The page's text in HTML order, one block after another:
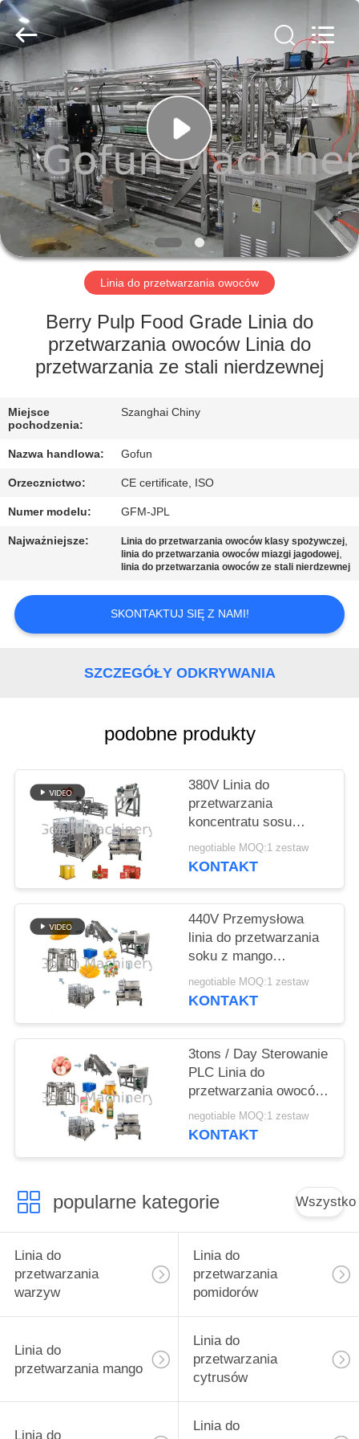
DOM
PRODUKTY
FILMY
POKAZ
VR
PO
FABRYCE
KONTROLA
JAKOŚCI
SKONTAKTUJ
SIĘ
POPROSIĆ
WYCENĘ
SITEMAP
POLITYKA
PRYWATNOŚCI
Shanghai
Gofun
Machinery
Co.,
Ltd..
All
Rights
Linia do przetwarzania owoców
Berry Pulp Food Grade Linia do
przetwarzania owoców Linia do
przetwarzania ze stali nierdzewnej
Miejsce
pochodzenia:
Szanghai Chiny
Nazwa handlowa: Gofun
Orzecznictwo: CE certificate, ISO
Numer modelu: GFM-JPL
Najważniejsze: Linia do przetwarzania owoców klasy spożywczej,
linia do przetwarzania owoców miazgi jagodowej,
linia do przetwarzania owoców ze stali nierdzewnej
SKONTAKTUJ SIĘ Z NAMI!
SZCZEGÓŁY ODKRYWANIA
podobne produkty
380V Linia do
przetwarzania
koncentratu sosu
pomidorowego ze stali
nierdzewnej Materiał
negotiable MOQ:1 zestaw
KONTAKT
440V Przemysłowa
linia do przetwarzania
soku z mango
Maszyna do pulpy
mango
negotiable MOQ:1 zestaw
KONTAKT
3tons / Day Sterowanie
PLC Linia do
przetwarzania owoców
brzoskwini moreli
negotiable MOQ:1 zestaw
KONTAKT
popularne kategorie Wszystko
Linia do
przetwarzania
warzyw
Linia do
przetwarzania
pomidorów
Linia do
przetwarzania mango
Linia do
przetwarzania
cytrusów
Linia do
Linia do